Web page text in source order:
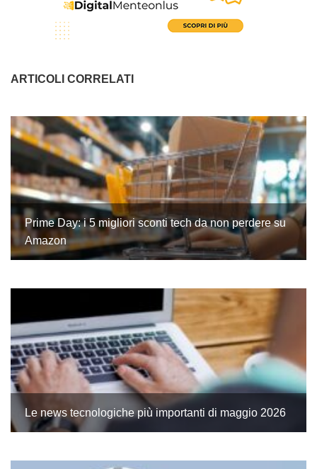
ARTICOLI CORRELATI
Prime Day: i 5 migliori sconti tech da non perdere su
Amazon
Le news tecnologiche più importanti di maggio 2026